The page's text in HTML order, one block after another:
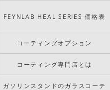
FEYNLAB HEAL SERIES 価格表
コーティングオプション
コーティング専門店とは
ガソリンスタンドのガラスコーテ